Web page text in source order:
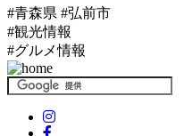
#青森県 #弘前市
#観光情報
#グルメ情報